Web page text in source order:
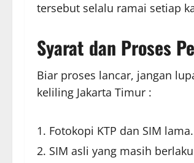
tersebut selalu ramai setiap
Syarat dan Proses
Biar proses lancar, jangan
keliling Jakarta Timur :
Fotokopi KTP dan SIM lama.
SIM asli yang masih